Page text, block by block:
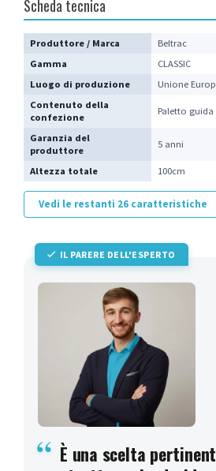
Scheda tecnica
Produttore / Marca
Beltrac
Gamma
CLASSIC
Luogo di produzione
Unione
Contenuto della
confezione
Paletto
Garanzia del
produttore
5 anni
Altezza totale 100cm
Vedi le restanti 26 caratteristiche
IL PARERE DELL'ESPERTO
È una scelta